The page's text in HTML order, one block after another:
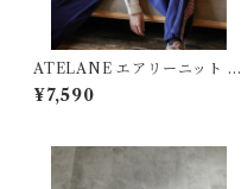
ATELANE エアリーニット W
ジャガード クルーネック フラ
ワー オフホワイト 25A-2103
¥7,590